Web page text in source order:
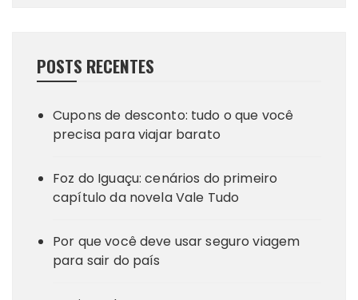
POSTS RECENTES
Cupons de desconto: tudo o que você
precisa para viajar barato
Foz do Iguaçu: cenários do primeiro
capítulo da novela Vale Tudo
Por que você deve usar seguro viagem
para sair do país